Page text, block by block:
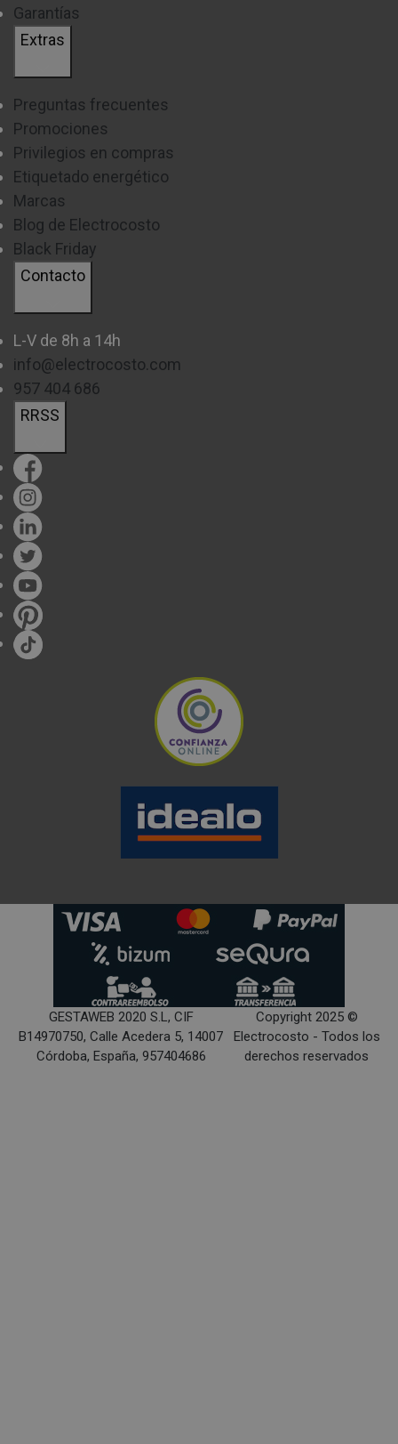
Garantías
Extras
Preguntas frecuentes
Promociones
Privilegios en compras
Etiquetado energético
Marcas
Blog de Electrocosto
Black Friday
Contacto
L-V de 8h a 14h
info@electrocosto.com
957 404 686
RRSS
GESTAWEB 2020 S.L, CIF
B14970750, Calle Acedera 5, 14007
Córdoba, España, 957404686
Copyright 2025 ©
Electrocosto - Todos los
derechos reservados